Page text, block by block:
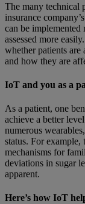
The many technical
insurance
can be implemented
assessed more
whether patients
and how they are
IoT and you as a
As a patient, one
achieve a better
numerous
status. For
mechanisms for
deviations in sugar
apparent.
Here’s how IoT